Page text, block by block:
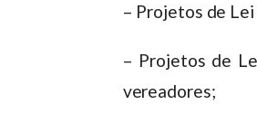
– Projetos de
– Projetos de
vereadores;